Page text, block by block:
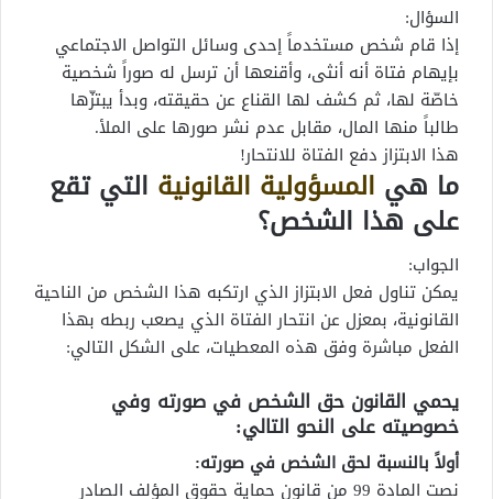
السؤال:
إذا قام شخص مستخدماً إحدى وسائل التواصل الاجتماعي
بإيهام فتاة أنه أنثى، وأقنعها أن ترسل له صوراً شخصية
خاصّة لها، ثم كشف لها القناع عن حقيقته، وبدأ يبتزّها
طالباً منها المال، مقابل عدم نشر صورها على الملأ.
هذا الابتزاز دفع الفتاة للانتحار!
ما هي المسؤولية القانونية التي تقع
على هذا الشخص؟
الجواب:
يمكن تناول فعل الابتزاز الذي ارتكبه هذا الشخص من الناحية
القانونية، بمعزل عن انتحار الفتاة الذي يصعب ربطه بهذا
الفعل مباشرة وفق هذه المعطيات، على الشكل التالي:
يحمي القانون حق الشخص في صورته وفي
خصوصيته على النحو التالي:
أولاً بالنسبة لحق الشخص في صورته:
نصت المادة 99 من قانون حماية حقوق المؤلف الصادر